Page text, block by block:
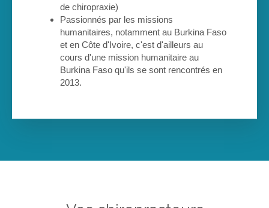
de chiropraxie)
Passionnés par les missions
humanitaires, notamment au Burkina Faso
et en Côte d'Ivoire, c'est d'ailleurs au
cours d'une mission humanitaire au
Burkina Faso qu'ils se sont rencontrés en
2013.